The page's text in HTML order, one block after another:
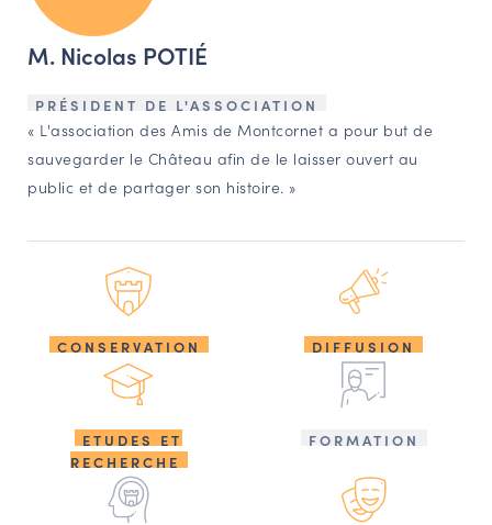
M. Nicolas POTIÉ
PRÉSIDENT DE L'ASSOCIATION
« L'association des Amis de Montcornet a pour but de
sauvegarder le Château afin de le laisser ouvert au
public et de partager son histoire. »
CONSERVATION DIFFUSION
ETUDES ET
RECHERCHE
FORMATION